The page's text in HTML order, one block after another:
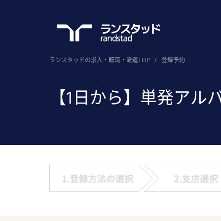
ランスタッドの求人・転職・派遣TOP / 登録予約
【1日から】単発アル